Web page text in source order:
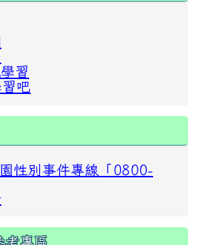
習
吧
性別事件專線「0800-
考專區